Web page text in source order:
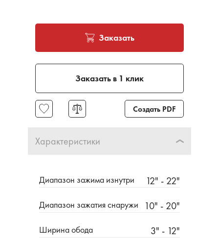
Заказать
Заказать в 1 клик
Создать PDF
Характеристики
Диапазон зажима изнутри 12" - 22"
Диапазон зажатия снаружи 10" - 20"
Ширина обода 3" - 12"